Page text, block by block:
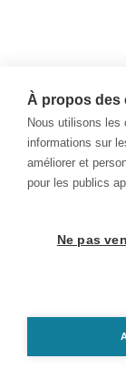
À propos des
Nous utilisons les
informations sur
améliorer et
pour les publics
Ne pas